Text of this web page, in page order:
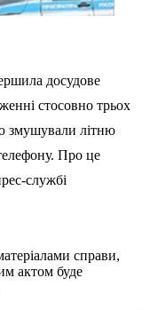
досудове
стосовно трьох
змушували літню
Про це
службі
справи,
актом буде